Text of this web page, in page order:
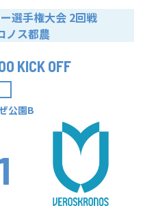
選手権大会 2回戦
ノス都農
KICK OFF
公園B
1